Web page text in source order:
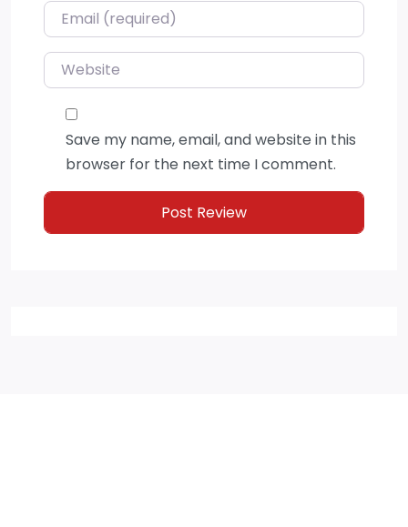
Email*
Website
Save my name, email, and website in this
browser for the next time I comment.